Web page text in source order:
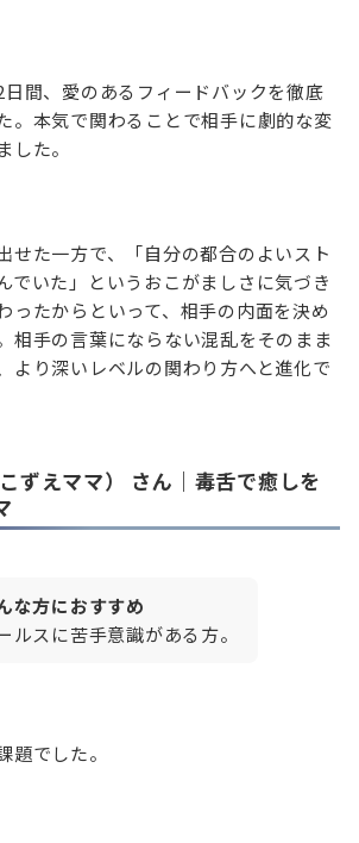
間、愛のあるフィードバックを徹底
。本気で関わることで相手に劇的な変
た。
せた一方で、「自分の都合のよいスト
でいた」というおこがましさに気づき
ったからといって、相手の内面を決め
相手の言葉にならない混乱をそのまま
より深いレベルの関わり方へと進化で
ずえママ）
さん｜毒舌で癒しを
な方におすすめ
ルスに苦手意識がある方。
題でした。